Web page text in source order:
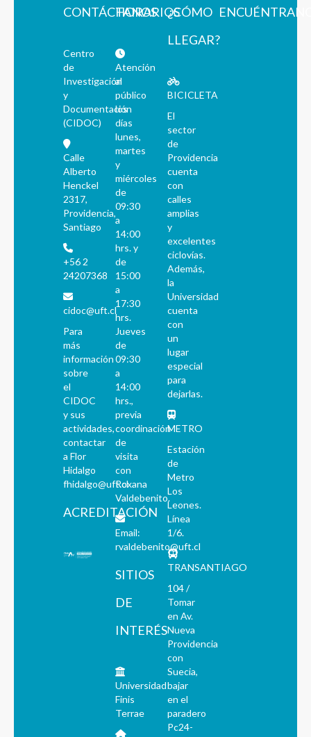
CONTÁCTANOS
Centro
de
Investigación
y
Documentación
(CIDOC)
Calle
Alberto
Henckel
2317,
Providencia,
Santiago
+56 2
24207368
cidoc@uft.cl
Para
más
información
sobre
el
CIDOC
y sus
actividades,
contactar
a Flor
Hidalgo
fhidalgo@uft.cl
ACREDITACIÓN
HORARIOS
Atención
al
público
los
días
lunes,
martes
y
miércoles
de
09:30
a
14:00
hrs. y
de
15:00
a
17:30
hrs.
Jueves
de
09:30
a
14:00
hrs.,
previa
coordinación
de
visita
con
Roxana
Valdebenito.
Email:
rvaldebenito@uft.cl
SITIOS
DE
INTERÉS
Universidad
Finis
Terrae
¿CÓMO
LLEGAR?
BICICLETA
El
sector
de
Providencia
cuenta
con
calles
amplias
y
excelentes
ciclovías.
Además,
la
Universidad
cuenta
con
un
lugar
especial
para
dejarlas.
METRO
Estación
de
Metro
Los
Leones.
Línea
1/6.
TRANSANTIAGO
104 /
Tomar
en Av.
Nueva
Providencia
con
Suecia,
bajar
en el
paradero
Pc24-